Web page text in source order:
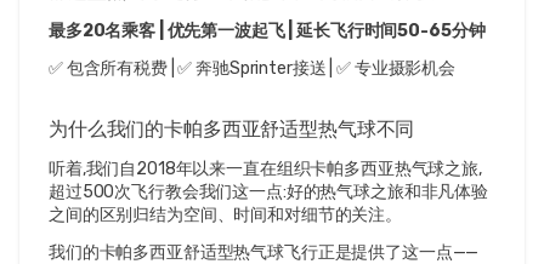
最多20名乘客 | 优先第一波起飞 | 延长飞行时间50-65分钟
✅ 包含所有税费 | ✅ 奔驰Sprinter接送 | ✅ 专业摄影机会
为什么我们的卡帕多西亚舒适型热气球不同
听着,我们自2018年以来一直在组织卡帕多西亚热气球之旅,
超过500次飞行教会我们这一点:好的热气球之旅和非凡体验
之间的区别归结为空间、时间和对细节的关注。
我们的卡帕多西亚舒适型热气球飞行正是提供了这一点——